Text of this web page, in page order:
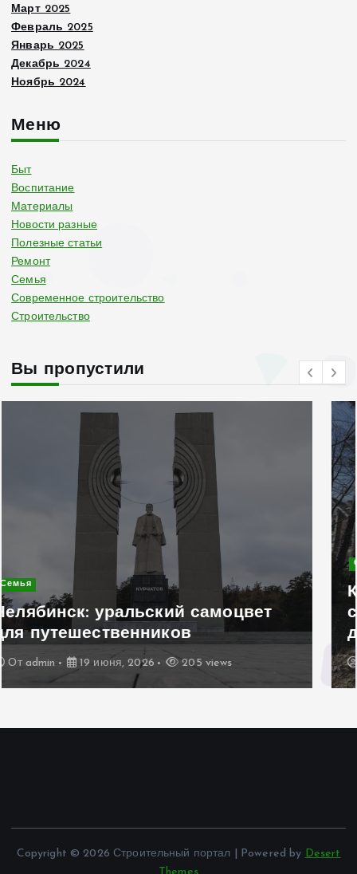
Март 2025
Февраль 2025
Январь 2025
Декабрь 2024
Ноябрь 2024
Меню
Быт
Воспитание
Материалы
Новости разные
Полезные статьи
Ремонт
Семья
Современное строительство
Строительство
Вы пропустили
Современное строительство
Керамогранит «под дерево»:
стильное и практичное решение
для дачного домика
От admin 19 июня, 2026 195 views
Copyright © 2026 Строительный портал | Powered by Desert